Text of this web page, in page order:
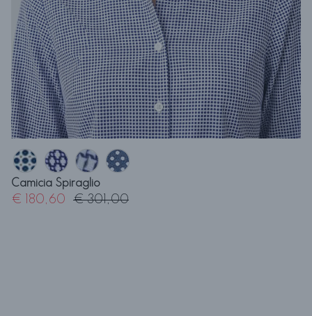
Camicia Spiraglio
€ 180,60 € 301,00